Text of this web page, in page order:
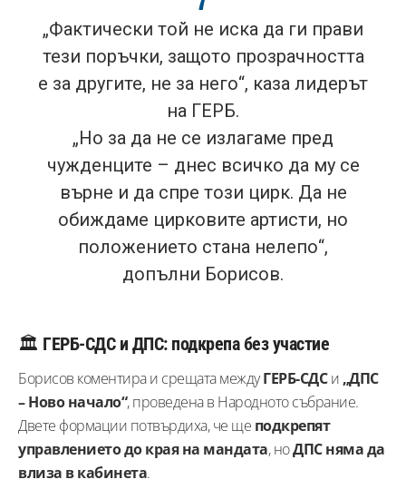
„Фактически той не иска да ги прави
тези поръчки, защото прозрачността
е за другите, не за него“, каза лидерът
на ГЕРБ.
„Но за да не се излагаме пред
чужденците – днес всичко да му се
върне и да спре този цирк. Да не
обиждаме цирковите артисти, но
положението стана нелепо“,
допълни Борисов.
🏛️ ГЕРБ-СДС и ДПС: подкрепа без участие
Борисов коментира и срещата междуГЕРБ-СДСи „ДПС
– Ново начало“, проведена в Народното събрание.
Двете формации потвърдиха, че ще подкрепят
управлението до края на мандата, ноДПС няма да
влиза в кабинета.